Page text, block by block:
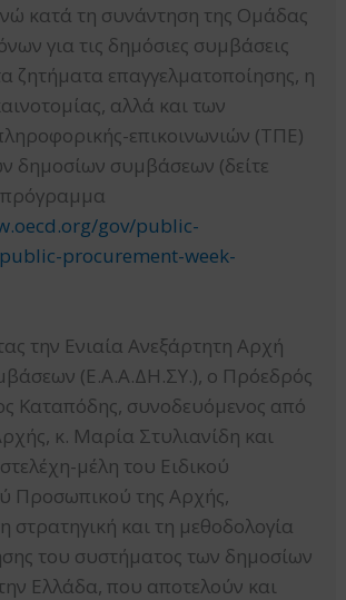
κατά τη συνάντηση της Ομάδας
για τις δημόσιες συμβάσεις
ζητήματα επαγγελματοποίησης, η
αλλά και των
επικοινωνιών (ΤΠΕ)
δημοσίων συμβάσεων (δείτε
πρόγραμμα
gov/public-
procurement-week-
την Ενιαία Ανεξάρτητη Αρχή
(Ε.Α.Α.ΔΗ.ΣΥ.), ο Πρόεδρός
Καταπόδης, συνοδευόμενος από
κ. Μαρία Στυλιανίδη και
μέλη του Ειδικού
Προσωπικού της Αρχής,
στρατηγική και τη μεθοδολογία
του συστήματος των δημοσίων
Ελλάδα, που αποτελούν και